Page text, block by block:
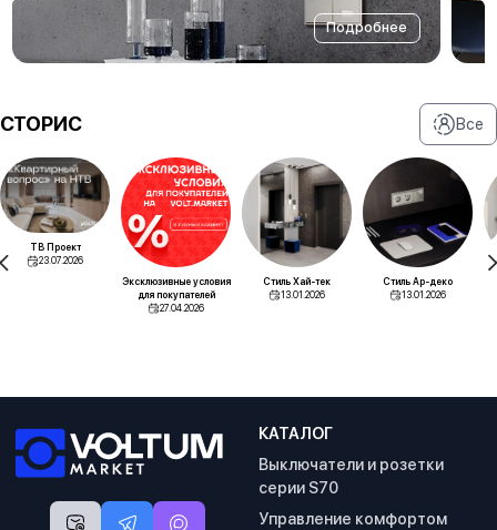
Подробнее
СТОРИС Все
ТВ Проект
23.07.2026
Эксклюзивные условия
для покупателей
27.04.2026
Стиль Хай-тек
13.01.2026
Стиль Ар-деко
13.01.2026
КАТАЛОГ
Выключатели и розетки
серии S70
Управление комфортом